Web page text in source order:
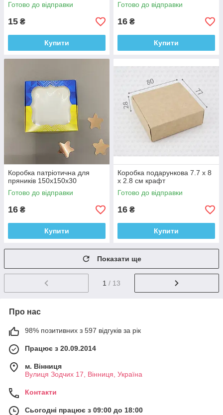
Готово до відправки
15 ₴
Купити
Готово до відправки
16 ₴
Купити
Коробка патріотична для
пряників 150х150х30
Готово до відправки
16 ₴
Купити
Коробка подарункова 7.7 х 8
х 2.8 см крафт
Готово до відправки
16 ₴
Купити
Показати ще
1 / 13
Про нас
98% позитивних з 597 відгуків за рік
Працює з 20.09.2014
м. Вінниця
Вулиця Зодчих 17, Вінниця, Україна
Контакти
Сьогодні працює з 09:00 до 18:00